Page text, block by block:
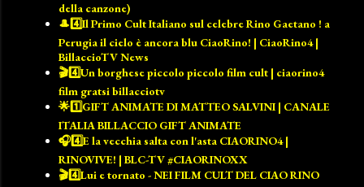
della canzone)
🎩4️⃣Il Primo Cult Italiano sul celebre Rino Gaetano ! a
Perugia il cielo è ancora blu CiaoRino! | CiaoRino4 |
BillaccioTV News
🎬4️⃣Un borghese piccolo piccolo film cult | ciaorino4
film gratsi billacciotv
🌟1️⃣GIFT ANIMATE DI MATTEO SALVINI | CANALE
ITALIA BILLACCIO GIFT ANIMATE
🎧4️⃣E la vecchia salta con l'asta CIAORINO4 |
RINOVIVE! | BLC-TV #CIAORINOXX
🎬4️⃣Lui e tornato - NEI FILM CULT DEL CIAO RINO